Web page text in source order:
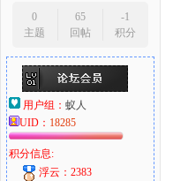
0
主题
65
回帖
-1
积分
用户组： 蚁人
UID： 18285
积分信息:
浮云：2383